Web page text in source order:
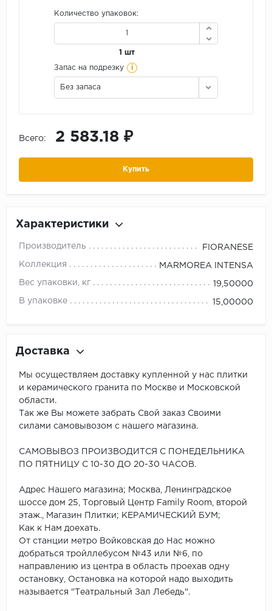
Количество упаковок:
1 шт
Запас на подрезку i
Без запаса
Всего: 2 583.18 ₽
Купить
Характеристики
Производитель FIORANESE
Коллекция MARMOREA INTENSA
Вес упаковки, кг 19,50000
В упаковке 15,00000
Доставка
Мы осуществляем доставку купленной у нас плитки
и керамического гранита по Москве и Московской
области.
Так же Вы можете забрать Свой заказ Своими
силами самовывозом с нашего магазина.
САМОВЫВОЗ ПРОИЗВОДИТСЯ С ПОНЕДЕЛЬНИКА
ПО ПЯТНИЦУ С 10-30 ДО 20-30 ЧАСОВ.
Адрес Нашего магазина; Москва, Ленинградское
шоссе дом 25, Торговый Центр Family Room, второй
этаж., Магазин Плитки; КЕРАМИЧЕСКИЙ БУМ;
Как к Нам доехать.
От станции метро Войковская до Нас можно
добраться тройллебусом №43 или №6, по
направлению из центра в область проехав одну
остановку, Остановка на которой надо выходить
называется "Театральный Зал Лебедь".